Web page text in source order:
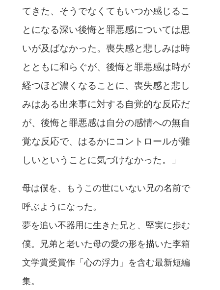
てきた、そうでなくてもいつか感じるこ
とになる深い後悔と罪悪感については思
いが及ばなかった。喪失感と悲しみは時
とともに和らぐが、後悔と罪悪感は時が
経つほど濃くなることに、喪失感と悲し
みはある出来事に対する自覚的な反応だ
が、後悔と罪悪感は自分の感情への無自
覚な反応で、はるかにコントロールが難
しいということに気づけなかった。」
母は僕を、もうこの世にいない兄の名前で
呼ぶようになった。
夢を追い不器用に生きた兄と、堅実に歩む
僕。兄弟と老いた母の愛の形を描いた李箱
文学賞受賞作「心の浮力」を含む最新短編
集。